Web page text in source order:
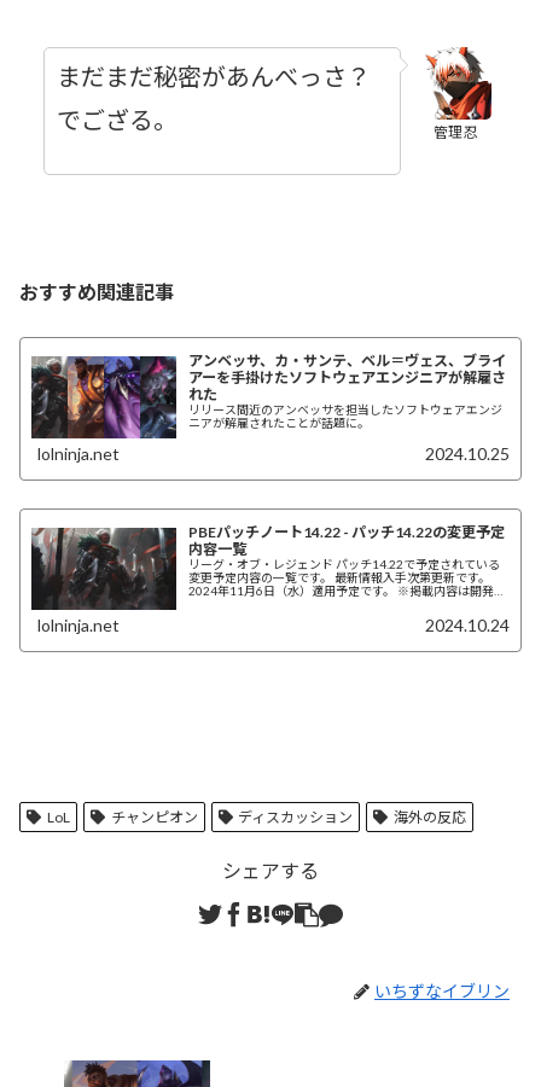
管理忍
まだまだ秘密があんべっさ？
でござる。
おすすめ関連記事
アンベッサ、カ・サンテ、ベル＝ヴェス、ブライ
アーを手掛けたソフトウェアエンジニアが解雇さ
れた
リリース間近のアンベッサを担当したソフトウェアエンジ
ニアが解雇されたことが話題に。
lolninja.net 2024.10.25
PBEパッチノート14.22 - パッチ14.22の変更予定
内容一覧
リーグ・オブ・レジェンド パッチ14.22で予定されている
変更予定内容の一覧です。 最新情報入手次第更新です。
2024年11月6日（水）適用予定です。 ※掲載内容は開発中
lolninja.net 2024.10.24
LoL チャンピオン ディスカッション 海外の反応
シェアする
いちずなイブリン